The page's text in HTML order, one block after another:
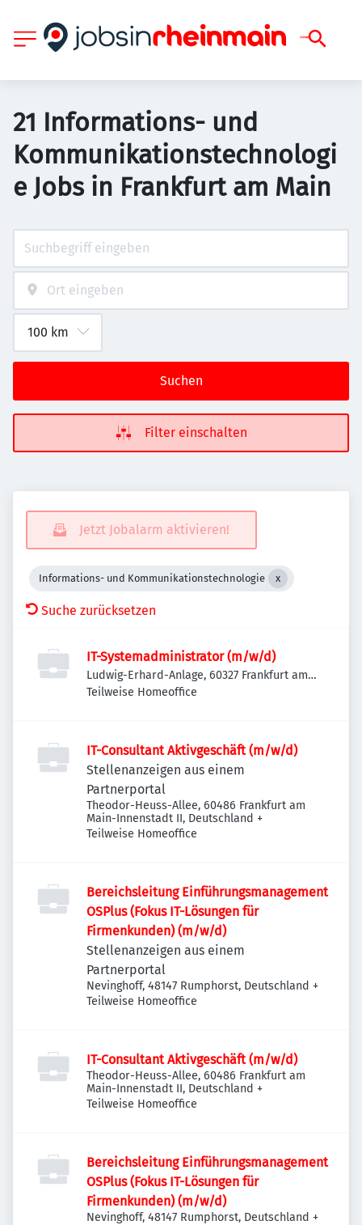
21 Informations- und
Kommunikationstechnologi
e Jobs in Frankfurt am Main
Suchen
Filter einschalten
Jetzt Jobalarm aktivieren!
Informations- und Kommunikationstechnologie
Suche zurücksetzen
IT-Systemadministrator (m/w/d)
Ludwig-Erhard-Anlage, 60327 Frankfurt am
Main-Innenstadt I, Deutschland
Teilweise Homeoffice
IT-Consultant Aktivgeschäft (m/w/d)
Stellenanzeigen aus einem
Partnerportal
Theodor-Heuss-Allee, 60486 Frankfurt am
Main-Innenstadt II, Deutschland +
Teilweise Homeoffice
Bereichsleitung Einführungsmanagement
OSPlus (Fokus IT-Lösungen für
Firmenkunden) (m/w/d)
Stellenanzeigen aus einem
Partnerportal
Nevinghoff, 48147 Rumphorst, Deutschland +
Teilweise Homeoffice
IT-Consultant Aktivgeschäft (m/w/d)
Theodor-Heuss-Allee, 60486 Frankfurt am
Main-Innenstadt II, Deutschland +
Teilweise Homeoffice
Bereichsleitung Einführungsmanagement
OSPlus (Fokus IT-Lösungen für
Firmenkunden) (m/w/d)
Nevinghoff, 48147 Rumphorst, Deutschland +